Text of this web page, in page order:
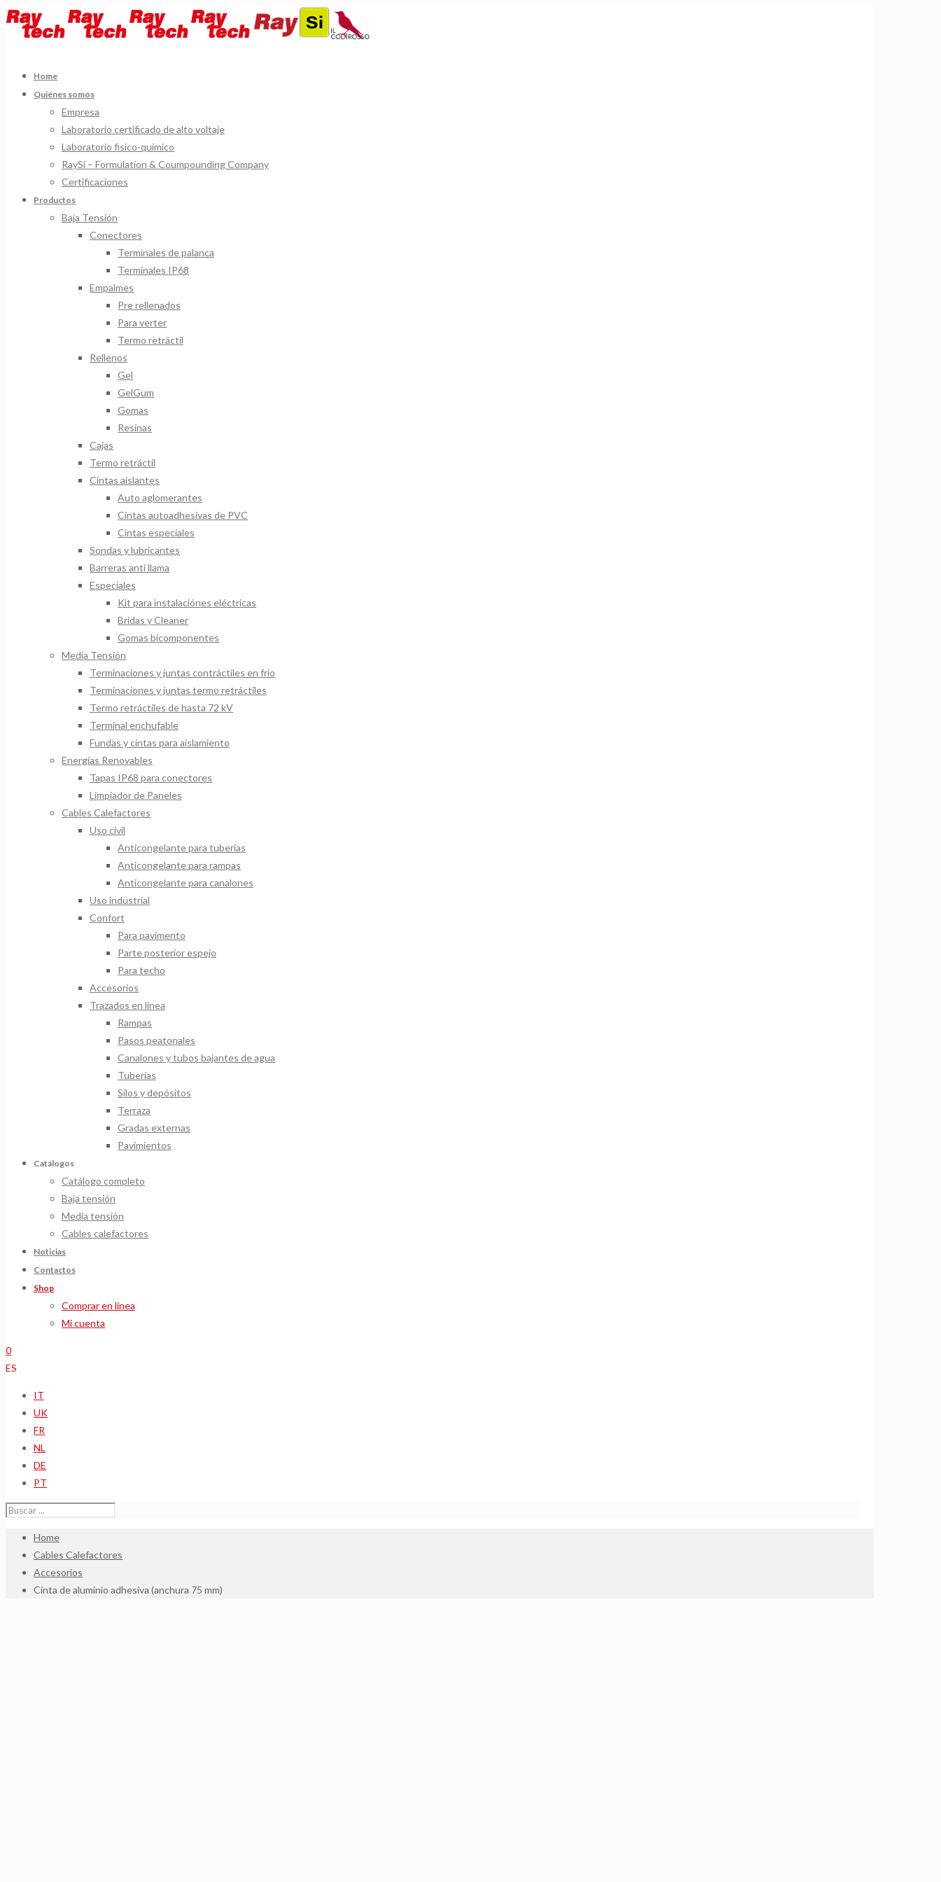
Home
Quiénes somos
Empresa
Laboratorio certificado de alto voltaje
Laboratorio fisico-quimico
RaySi – Formulation & Coumpounding Company
Certificaciones
Productos
Baja Tensión
Conectores
Terminales de palanca
Terminales IP68
Empalmes
Pre rellenados
Para verter
Termo retráctil
Rellenos
Gel
GelGum
Gomas
Resinas
Cajas
Termo retráctil
Cintas aislantes
Auto aglomerantes
Cintas autoadhesivas de PVC
Cintas especiales
Sondas y lubricantes
Barreras anti llama
Especiales
Kit para instalaciónes eléctricas
Bridas y Cleaner
Gomas bicomponentes
Media Tensión
Terminaciones y juntas contráctiles en frio
Terminaciones y juntas termo retráctiles
Termo retráctiles de hasta 72 kV
Terminal enchufable
Fundas y cintas para aislamiento
Energías Renovables
Tapas IP68 para conectores
Limpiador de Paneles
Cables Calefactores
Uso civil
Anticongelante para tuberias
Anticongelante para rampas
Anticongelante para canalones
Uso industrial
Confort
Para pavimento
Parte posterior espejo
Para techo
Accesorios
Trazados en linea
Rampas
Pasos peatonales
Canalones y tubos bajantes de agua
Tuberías
Silos y depósitos
Terraza
Gradas externas
Pavimientos
Catálogos
Catálogo completo
Baja tensión
Media tensión
Cables calefactores
Noticias
Contactos
Shop
Comprar en linea
Mi cuenta
0
ES
IT
UK
FR
NL
DE
PT
Home
Cables Calefactores
Accesorios
Cinta de aluminio adhesiva (anchura 75 mm)